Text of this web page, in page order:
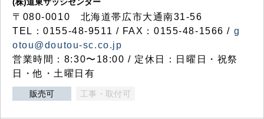
〒080-0010 北海道帯広市大通南31-56
TEL：0155-48-9511 / FAX：0155-48-1566 / g
otou@doutou-sc.co.jp
営業時間：8:30〜18:00 / 定休日：日曜日・祝祭
日・他・土曜日有
販売可 工事・取付可